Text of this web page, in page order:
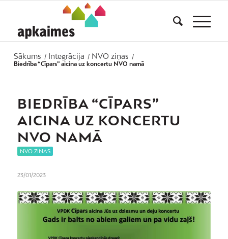
Sākums / Integrācija / NVO ziņas
/
Biedrība “Cīpars” aicina uz koncertu NVO namā
BIEDRĪBA “CĪPARS”
AICINA UZ KONCERTU
NVO NAMĀ
NVO ZIŅAS
23/01/2023